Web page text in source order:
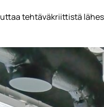
tehtäväkriittistä